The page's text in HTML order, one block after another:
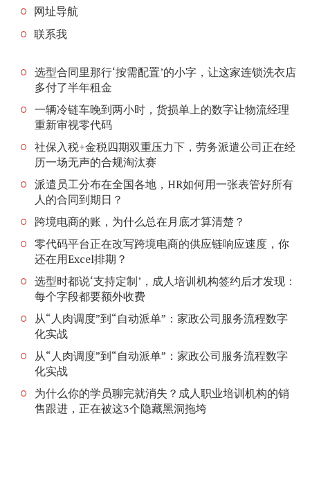
网址导航
联系我
选型合同里那行‘按需配置’的小字，让这家连锁洗衣店
多付了半年租金
一辆冷链车晚到两小时，货损单上的数字让物流经理
重新审视零代码
社保入税+金税四期双重压力下，劳务派遣公司正在经
历一场无声的合规淘汰赛
派遣员工分布在全国各地，HR如何用一张表管好所有
人的合同到期日？
跨境电商的账，为什么总在月底才算清楚？
零代码平台正在改写跨境电商的供应链响应速度，你
还在用Excel排期？
选型时都说‘支持定制’，成人培训机构签约后才发现：
每个字段都要额外收费
从“人肉调度”到“自动派单”：家政公司服务流程数字
化实战
从“人肉调度”到“自动派单”：家政公司服务流程数字
化实战
为什么你的学员聊完就消失？成人职业培训机构的销
售跟进，正在被这3个隐藏黑洞拖垮